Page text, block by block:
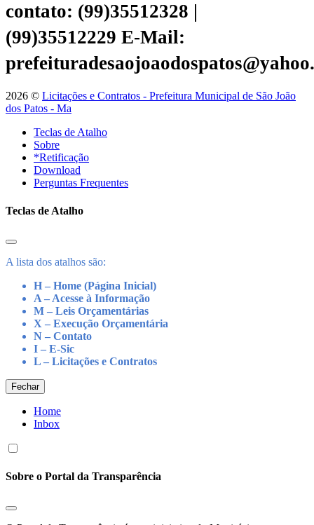
contato: (99)35512328 |
(99)35512229 E-Mail:
2026 © Licitações e Contratos - Prefeitura Municipal de São João
dos Patos - Ma
Teclas de Atalho
Sobre
*Retificação
Download
Perguntas Frequentes
Teclas de Atalho
A lista dos atalhos são:
H – Home (Página Inicial)
A – Acesse à Informação
M – Leis Orçamentárias
X – Execução Orçamentária
N – Contato
I – E-Sic
L – Licitações e Contratos
Fechar
Home
Inbox
Sobre o Portal da Transparência